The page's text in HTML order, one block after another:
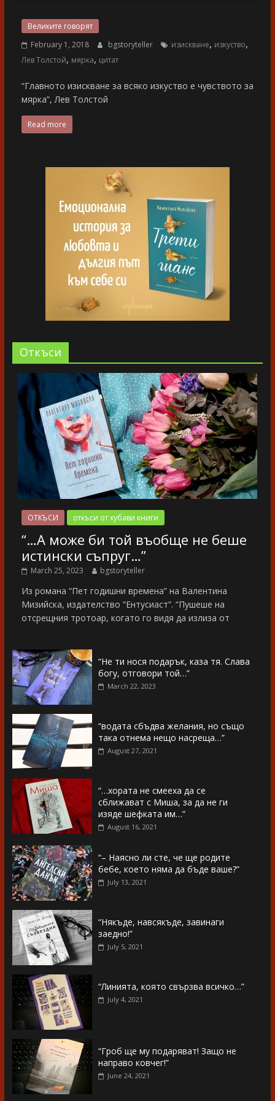
Великите говорят
February 1, 2018
bgstoryteller изискване, изкуство,
Лев Толстой, мярка, цитат
“Главното изискване за всяко изкуство е чувството за
мярка”, Лев Толстой
Read more
Oткъси
ОТКЪСИ откъси от хубави книги
“…А може би той въобще не беше
истински съпруг…”
March 25, 2023 bgstoryteller
Из романа “Пет годишни времена” на Валентина
Мизийска, издателство “Ентусиаст”. “Пушеше на
отсрещния тротоар, когато го видя да излиза от
“Не ти нося подарък, каза тя. Слава
богу, отговори той…”
March 22, 2023
“водата сбъдва желания, но също
така отнема нещо насреща…”
August 27, 2021
“…хората не смееха да се
сближават с Миша, за да не ги
изяде шефката им…”
August 16, 2021
“– Наясно ли сте, че ще родите
бебе, което няма да бъде ваше?”
July 13, 2021
“Някъде, навсякъде, завинаги
заедно!”
July 5, 2021
“Линията, която свързва всичко…”
July 4, 2021
“Гроб ще му подаряват! Защо не
направо ковчег!”
June 24, 2021